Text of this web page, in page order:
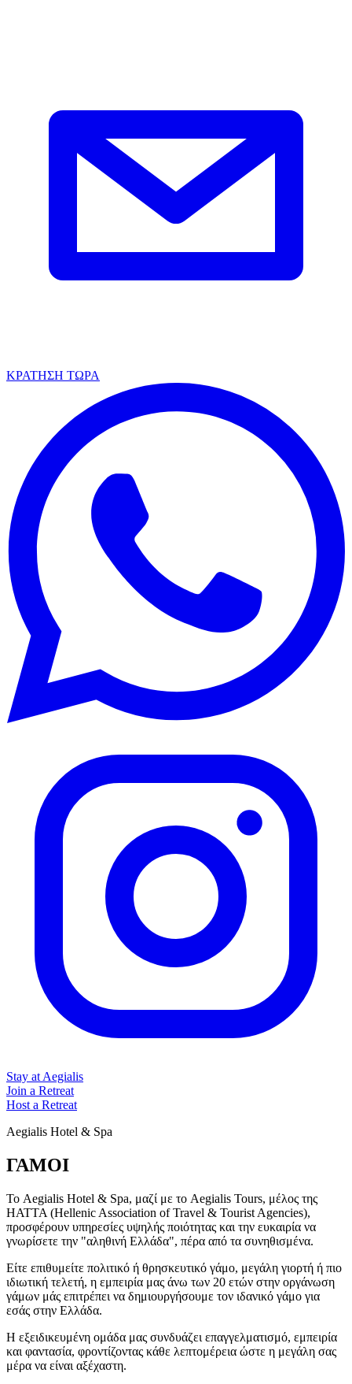
ΚΡΑΤΗΣΗ ΤΩΡΑ
Stay at Aegialis
Join a Retreat
Host a Retreat
Aegialis Hotel & Spa
ΓΑΜΟΙ
Το Aegialis Hotel & Spa, μαζί με το Aegialis Tours, μέλος της
HATTA (Hellenic Association of Travel & Tourist Agencies),
προσφέρουν υπηρεσίες υψηλής ποιότητας και την ευκαιρία να
γνωρίσετε την "αληθινή Ελλάδα", πέρα από τα συνηθισμένα.
Είτε επιθυμείτε πολιτικό ή θρησκευτικό γάμο, μεγάλη γιορτή ή πιο
ιδιωτική τελετή, η εμπειρία μας άνω των 20 ετών στην οργάνωση
γάμων μάς επιτρέπει να δημιουργήσουμε τον ιδανικό γάμο για
εσάς στην Ελλάδα.
Η εξειδικευμένη ομάδα μας συνδυάζει επαγγελματισμό, εμπειρία
και φαντασία, φροντίζοντας κάθε λεπτομέρεια ώστε η μεγάλη σας
μέρα να είναι αξέχαστη.